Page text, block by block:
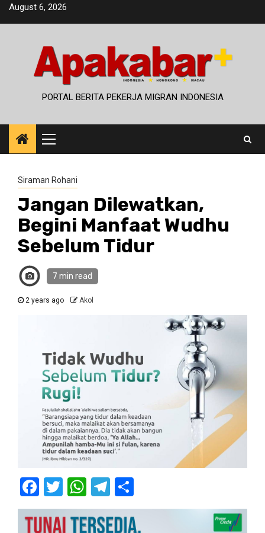
SkipAugust 6, 2026
PORTAL BERITA PEKERJA MIGRAN INDONESIA
Primary
Menu
Siraman Rohani
Jangan Dilewatkan,
Begini Manfaat Wudhu
Sebelum Tidur
7 min read
2 years ago Akol
Facebook
Twitter
WhatsApp
Telegram